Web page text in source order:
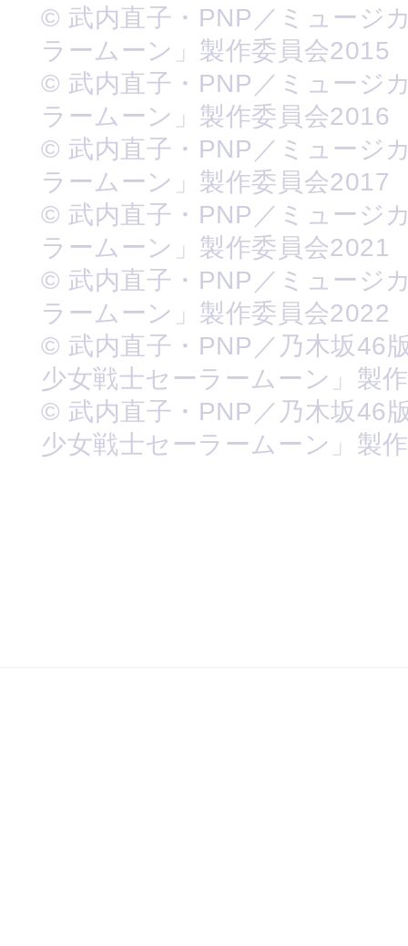
© 武内直子・PNP／ミュージ
ラームーン」製作委員会2015
© 武内直子・PNP／ミュージ
ラームーン」製作委員会2016
© 武内直子・PNP／ミュージ
ラームーン」製作委員会2017
© 武内直子・PNP／ミュージ
ラームーン」製作委員会2021
© 武内直子・PNP／ミュージ
ラームーン」製作委員会2022
© 武内直子・PNP／乃木坂46
少女戦士セーラームーン」製
© 武内直子・PNP／乃木坂46
少女戦士セーラームーン」製